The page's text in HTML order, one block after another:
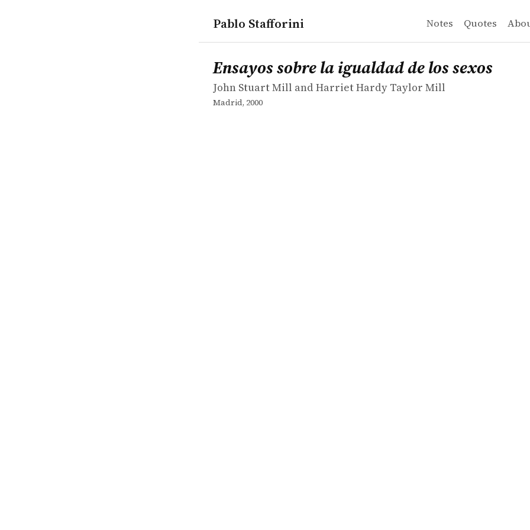
Pablo Stafforini Notes Quotes
works
John Stuart Mill and Harriet Hardy Taylor Mill
Ensayos sobre la igualdad de los sexos
book
Ensayos sobre la igualdad de los sexos
John Stuart Mill and Harriet Hardy Taylor Mill
Madrid, 2000